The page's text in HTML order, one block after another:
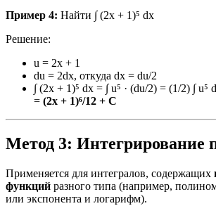
Пример 4: Найти ∫ (2x + 1)⁵ dx
Решение:
u = 2x + 1
du = 2dx, откуда dx = du/2
∫ (2x + 1)⁵ dx = ∫ u⁵ · (du/2) = (1/2) ∫ u⁵
= (2x + 1)⁶/12 + C
Метод 3: Интегрирование
Применяется для интегралов, содержащих
функций разного типа (например,
или экспонента и логарифм).